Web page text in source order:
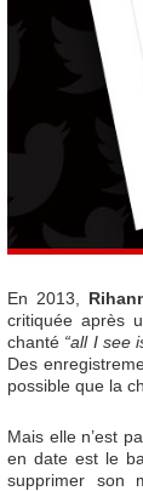
En 2013,
critiquée après
chanté “all I see
Des
possible que la
Mais elle n’est
en date est le
supprimer son